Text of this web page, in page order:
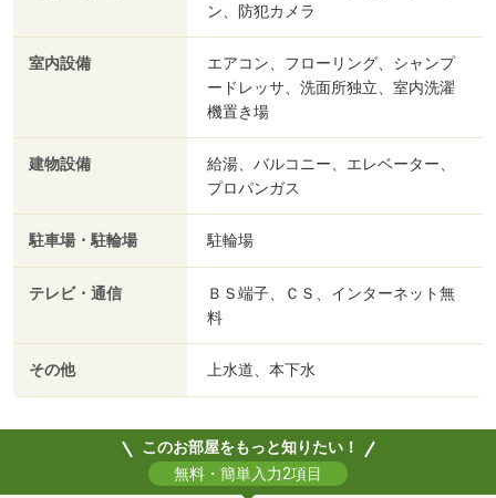
ン、防犯カメラ
室内設備
エアコン、フローリング、シャンプ
ードレッサ、洗面所独立、室内洗濯
機置き場
建物設備
給湯、バルコニー、エレベーター、
プロパンガス
駐車場・駐輪場 駐輪場
テレビ・通信
ＢＳ端子、ＣＳ、インターネット無
料
その他 上水道、本下水
このお部屋をもっと知りたい！
無料・簡単入力2項目